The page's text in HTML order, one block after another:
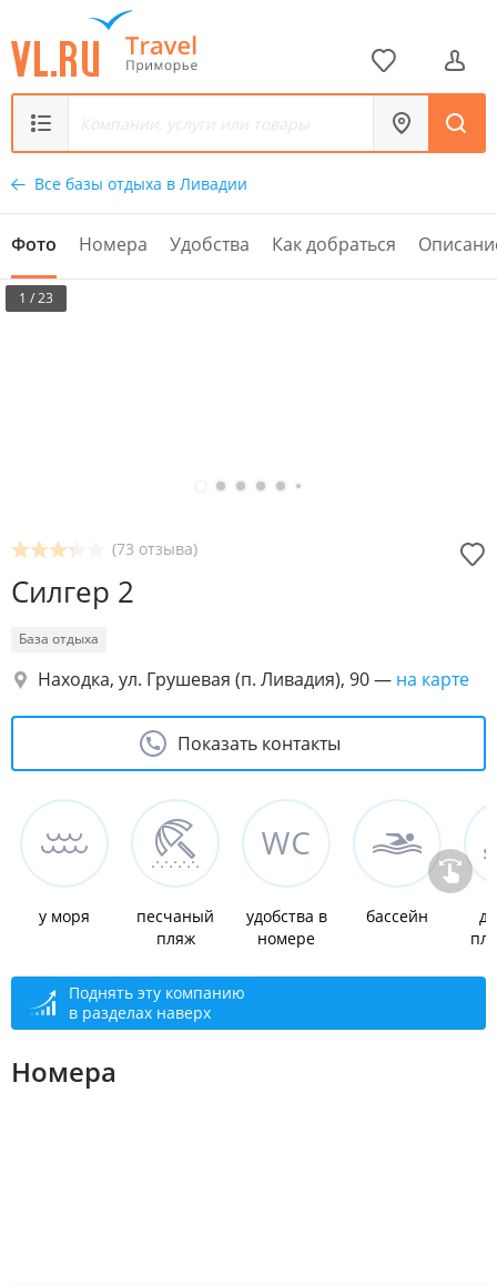
Все базы отдыха в Ливадии
Фото Номера Удобства Как добраться
1 / 23
(73 отзыва)
Силгер 2
База отдыха
Находка, ул. Грушевая (п. Ливадия), 90— на карте
Показать контакты
у моря
песчаный
пляж
удобства в
номере
бассейн
Поднять эту компанию
в разделах наверх
Номера